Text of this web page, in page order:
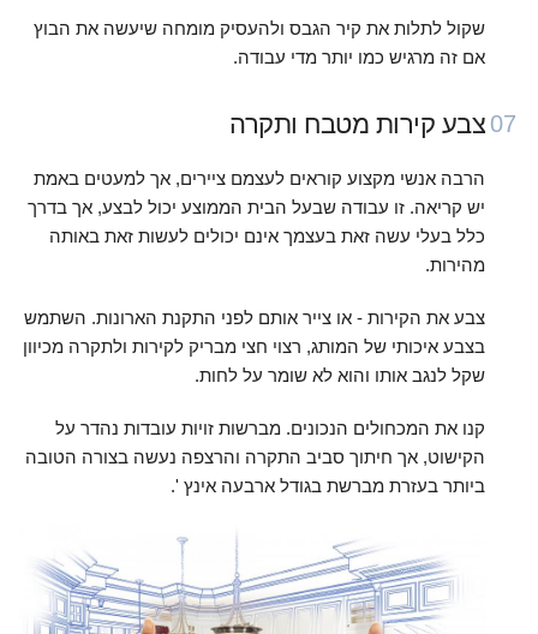
שקול לתלות את קיר הגבס ולהעסיק מומחה שיעשה את הבוץ
אם זה מרגיש כמו יותר מדי עבודה.
07 צבע קירות מטבח ותקרה
הרבה אנשי מקצוע קוראים לעצמם ציירים, אך למעטים באמת
יש קריאה. זו עבודה שבעל הבית הממוצע יכול לבצע, אך בדרך
כלל בעלי עשה זאת בעצמך אינם יכולים לעשות זאת באותה
מהירות.
צבע את הקירות - או צייר אותם לפני התקנת הארונות. השתמש
בצבע איכותי של המותג, רצוי חצי מבריק לקירות ולתקרה מכיוון
שקל לנגב אותו והוא לא שומר על לחות.
קנו את המכחולים הנכונים. מברשות זויות עובדות נהדר על
הקישוט, אך חיתוך סביב התקרה והרצפה נעשה בצורה הטובה
ביותר בעזרת מברשת בגודל ארבעה אינץ '.